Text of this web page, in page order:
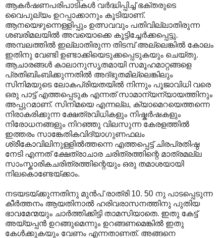
ആകർഷണപരിപാടികൾ വർദ്ധിപ്പിച്ച് ഭക്തരുടെ
വൈപുല്യം ഉറപ്പാക്കാനും കൂടിയാണ്.
ആനയെഴുന്നെള്ളിപ്പും ഉത്സവവും പതിവില്ലാതിരുന്ന
ശബരിമലയിൽ അവയൊക്കെ കൂട്ടിച്ചേർക്കപ്പെട്ടു.
അമ്പലത്തിൽ ഇല്ലാതിരുന്ന തിടമ്പ് അല്ലെങ്കിൽ കോലം
ഇതിനു വേണ്ടി ഉണ്ടാക്കിയെടുക്കപ്പെടുകയും ചെയ്തു.
ആചാരങ്ങൾ കാലാനുസൃതമായി സമൂഹമാറ്റങ്ങളെ
പ്രതിബിംബിക്കുന്നതിൽ അദ്ഭുതമില്ലെങ്കിലും
സിനിമയുടെ ലോകപ്രിയതയിൽ നിന്നും പൂജാവിധി വരെ
ഒരു പാട്ട് എത്തപ്പെടുക എന്നത് സാമാന്യന്യായത്തിനും
അപ്പുറമാണ്. സിനിമയെ എന്നല്ല, ക്യാമെറയെത്തന്നെ
നിരാകരിക്കുന്ന ക്ഷേത്രവിധികളും നിഷ്കർഷകളും
നിരോധനങ്ങളും നിറഞ്ഞു വിലസുന്ന കേരളത്തിൽ
ഇത്തരം സാങ്കേതികവിദ്യാഗുണഫലം
ശ്രീകോവിലിനുള്ളിൽത്തന്നെ എത്തപ്പെട്ട് ചിരപ്രതിഷ്ഠ
നേടി എന്നത് ക്ഷേത്രാചാര ചരിത്രത്തിന്റെ മാത്രമല്ല
സാംസ്കാരികചരിത്രത്തിന്റെയും ഒരു തമാശയായി
നിലകൊണ്ടേയ്ക്കാം.
നടയടയ്ക്കുന്നതിനു മുൻപ് രാത്രി 10. 50 നു പാടപ്പെടുന്ന
കീർത്തനം ആയതിനാൽ ഹരിവരാസനത്തിനു പുതിയ
ഭാവമേന്മയും ചാർത്തിക്കിട്ടി താമസിയാതെ. ഇതു കേട്ട്
അയ്യപ്പൻ ഉറങ്ങുമെന്നും ഉറങ്ങണമെങ്കിൽ ഇതു
കേൾക്കുകയും വേണം എന്നതാണത്. അങ്ങനെ